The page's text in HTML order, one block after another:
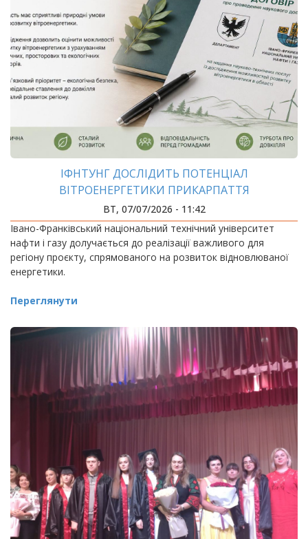
ІФНТУНГ ДОСЛІДИТЬ ПОТЕНЦІАЛ
ВІТРОЕНЕРГЕТИКИ ПРИКАРПАТТЯ
ВТ, 07/07/2026 - 11:42
Івано-Франківський національний технічний університет
нафти і газу долучається до реалізації важливого для
регіону проєкту, спрямованого на розвиток відновлюваної
енергетики.
Переглянути